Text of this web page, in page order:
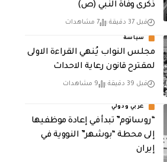
ذكرى وفاة النبي (ص)
قبل 37 دقيقة 7 مشاهدات
سياسة
مجلس النواب يُنهي القراءة الاولى
لمقترح قانون رعاية الاحداث
قبل 39 دقيقة 9 مشاهدات
عربي ودولي
“روساتوم” تبدأ في إعادة موظفيها
إلى محطة “بوشهر” النووية في
إيران